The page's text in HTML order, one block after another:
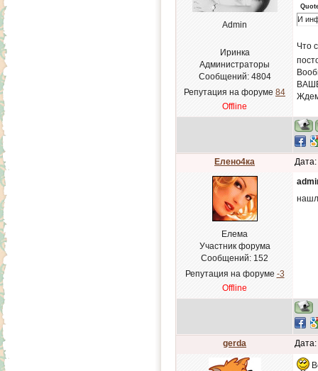
Admin
Иринка
Администраторы
Сообщений: 4804
Репутация на форуме 84
Offline
И
Что
Елено4ка
Елема
Участник форума
Сообщений: 152
Репутация на форуме -3
Offline
gerda